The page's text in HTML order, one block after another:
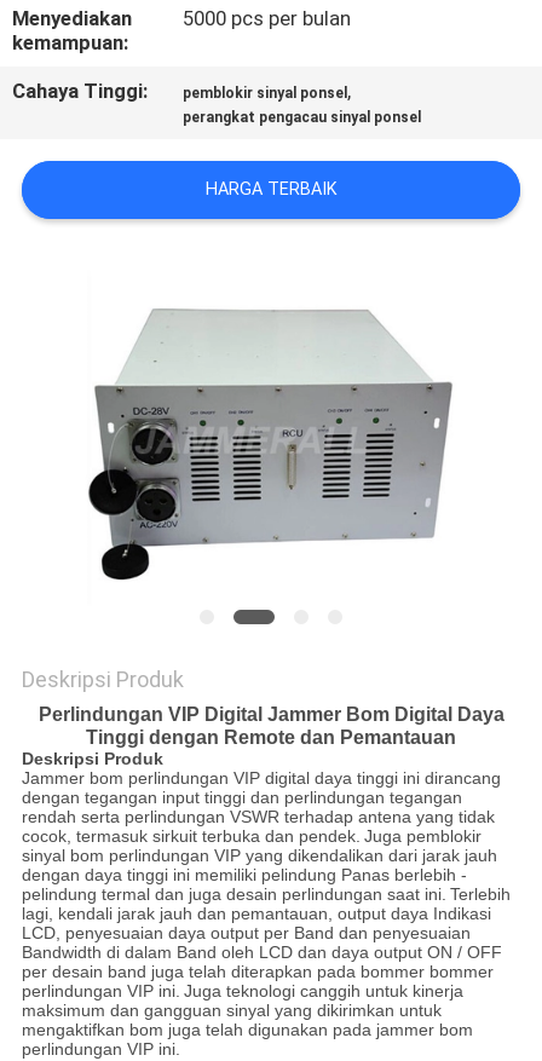
BERITA
BLOG
PENAWARAN
SITEMAP
PRIVACY
POLICY
Menyediakan
kemampuan:
5000 pcs per bulan
Cahaya Tinggi: pemblokir sinyal ponsel ,
perangkat pengacau sinyal ponsel
HARGA TERBAIK
Deskripsi Produk
Perlindungan VIP Digital Jammer Bom Digital Daya
Tinggi dengan Remote dan Pemantauan
Deskripsi Produk
Jammer bom perlindungan VIP digital daya tinggi ini dirancang
dengan tegangan input tinggi dan perlindungan tegangan
rendah serta perlindungan VSWR terhadap antena yang tidak
cocok, termasuk sirkuit terbuka dan pendek. Juga pemblokir
sinyal bom perlindungan VIP yang dikendalikan dari jarak jauh
dengan daya tinggi ini memiliki pelindung Panas berlebih -
pelindung termal dan juga desain perlindungan saat ini. Terlebih
lagi, kendali jarak jauh dan pemantauan, output daya Indikasi
LCD, penyesuaian daya output per Band dan penyesuaian
Bandwidth di dalam Band oleh LCD dan daya output ON / OFF
per desain band juga telah diterapkan pada bommer bommer
perlindungan VIP ini. Juga teknologi canggih untuk kinerja
maksimum dan gangguan sinyal yang dikirimkan untuk
mengaktifkan bom juga telah digunakan pada jammer bom
perlindungan VIP ini.